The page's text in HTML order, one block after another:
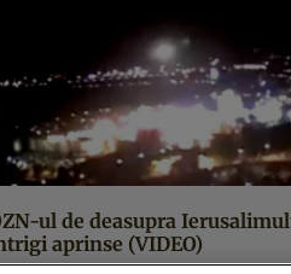
ul de deasupra
aprinse (VIDEO)